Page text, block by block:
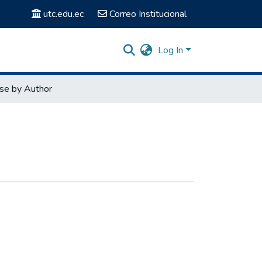
utc.edu.ec Correo Institucional
Log In
by Author